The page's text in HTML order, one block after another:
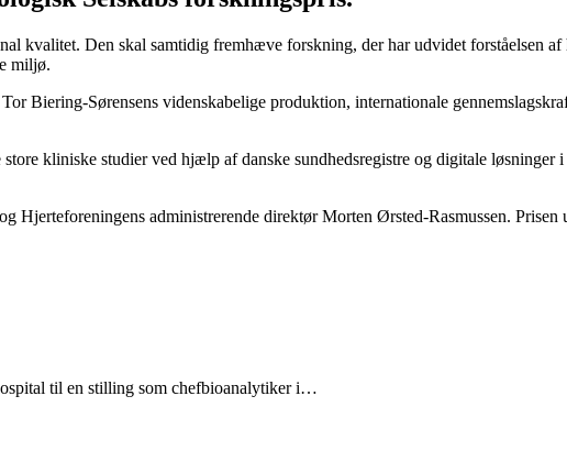
kvalitet. Den skal samtidig fremhæve forskning, der har udvidet forståelsen
miljø.
Biering-Sørensens videnskabelige produktion, internationale
kliniske studier ved hjælp af danske sundhedsregistre og digitale løsninger
Hjerteforeningens administrerende direktør Morten Ørsted-Rasmussen. Prisen
til en stilling som chefbioanalytiker i…